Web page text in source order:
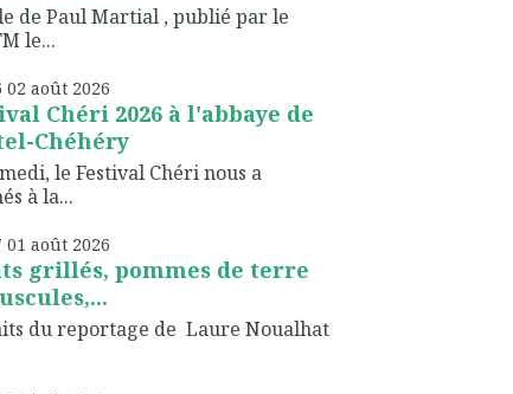
de Paul Martial , publié par le
le...
02 août 2026
Chéri 2026 à l'abbaye de
Chéhéry
le Festival Chéri nous a
à la...
01 août 2026
grillés, pommes de terre
du reportage de Laure Noualhat